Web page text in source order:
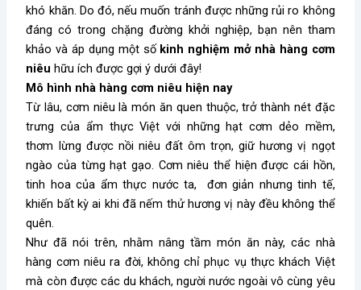
khó khăn. Do đó, nếu muốn tránh được những rủi ro không
đáng có trong chặng đường khởi nghiệp, bạn nên tham
khảo và áp dụng một số kinh nghiệm mở nhà hàng cơm
niêu hữu ích được gợi ý dưới đây!
Mô hình nhà hàng cơm niêu hiện nay
Từ lâu, cơm niêu là món ăn quen thuộc, trở thành nét đặc
trưng của ẩm thực Việt với những hạt cơm dẻo mềm,
thơm lừng được nồi niêu đất ôm trọn, giữ hương vị ngọt
ngào của từng hạt gạo. Cơm niêu thể hiện được cái hồn,
tinh hoa của ẩm thực nước ta, đơn giản nhưng tinh tế,
khiến bất kỳ ai khi đã nếm thử hương vị này đều không thể
quên.
Như đã nói trên, nhằm nâng tầm món ăn này, các nhà
hàng cơm niêu ra đời, không chỉ phục vụ thực khách Việt
mà còn được các du khách, người nước ngoài vô cùng yêu